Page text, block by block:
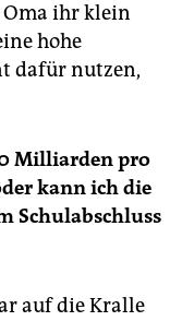
Oma ihr klein
hohe
dafür nutzen,
Milliarden pro
kann ich die
Schulabschluss
auf die Kralle